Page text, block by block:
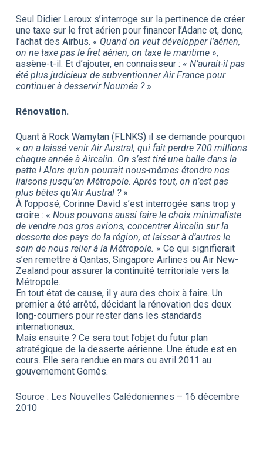
Seul Didier Leroux s’interroge sur la pertinence de créer
une taxe sur le fret aérien pour financer l’Adanc et, donc,
l’achat des Airbus. « Quand on veut développer l’aérien,
on ne taxe pas le fret aérien, on taxe le maritime »,
assène-t-il. Et d’ajouter, en connaisseur : « N’aurait-il pas
été plus judicieux de subventionner Air France pour
continuer à desservir Nouméa ? »
Rénovation.
Quant à Rock Wamytan (FLNKS) il se demande pourquoi
« on a laissé venir Air Austral, qui fait perdre 700 millions
chaque année à Aircalin. On s’est tiré une balle dans la
patte ! Alors qu’on pourrait nous-mêmes étendre nos
liaisons jusqu’en Métropole. Après tout, on n’est pas
plus bêtes qu’Air Austral ?»
À l’opposé, Corinne David s’est interrogée sans trop y
croire : « Nous pouvons aussi faire le choix minimaliste
de vendre nos gros avions, concentrer Aircalin sur la
desserte des pays de la région, et laisser à d’autres le
soin de nous relier à la Métropole. » Ce qui signifierait
s’en remettre à Qantas, Singapore Airlines ou Air New-
Zealand pour assurer la continuité territoriale vers la
Métropole.
En tout état de cause, il y aura des choix à faire. Un
premier a été arrêté, décidant la rénovation des deux
long-courriers pour rester dans les standards
internationaux.
Mais ensuite ? Ce sera tout l’objet du futur plan
stratégique de la desserte aérienne. Une étude est en
cours. Elle sera rendue en mars ou avril 2011 au
gouvernement Gomès.
Source : Les Nouvelles Calédoniennes – 16 décembre
2010